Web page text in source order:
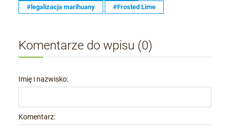
#legalizacja marihuany
#Frosted Lime
Komentarze do wpisu (0)
Imię i nazwisko:
Komentarz: